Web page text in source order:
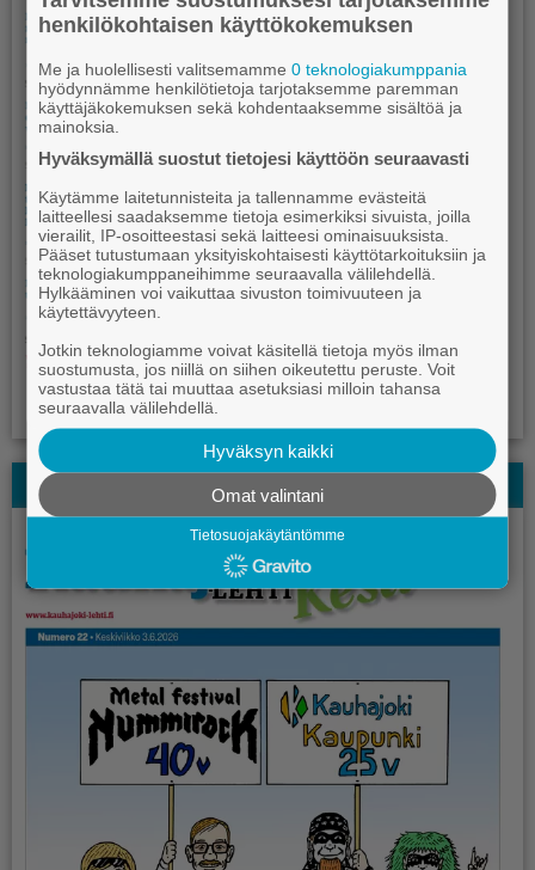
Kauhajoki-lehden Kesälehti
henkilökohtaisen käyttökokemuksen
Me ja huolellisesti valitsemamme0 teknologiakumppania
hyödynnämme henkilötietoja tarjotaksemme paremman
käyttäjäkokemuksen sekä kohdentaaksemme sisältöä ja
mainoksia.
Hyväksymällä suostut tietojesi käyttöön seuraavasti
Käytämme laitetunnisteita ja tallennamme evästeitä
laitteellesi saadaksemme tietoja esimerkiksi sivuista, joilla
vierailit, IP-osoitteestasi sekä laitteesi ominaisuuksista.
Pääset tutustumaan yksityiskohtaisesti käyttötarkoituksiin ja
teknologiakumppaneihimme seuraavalla välilehdellä.
Hylkääminen voi vaikuttaa sivuston toimivuuteen ja
käytettävyyteen.
Jotkin teknologiamme voivat käsitellä tietoja myös ilman
suostumusta, jos niillä on siihen oikeutettu peruste. Voit
vastustaa tätä tai muuttaa asetuksiasi milloin tahansa
seuraavalla välilehdellä.
Hyväksyn kaikki
Omat valintani
Tietosuojakäytäntömme